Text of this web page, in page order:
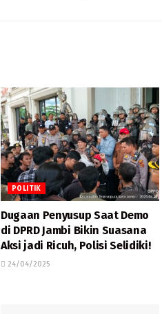
POLITIK
Dugaan Penyusup Saat Demo
di DPRD Jambi Bikin Suasana
Aksi jadi Ricuh, Polisi Selidiki!
24/04/2025